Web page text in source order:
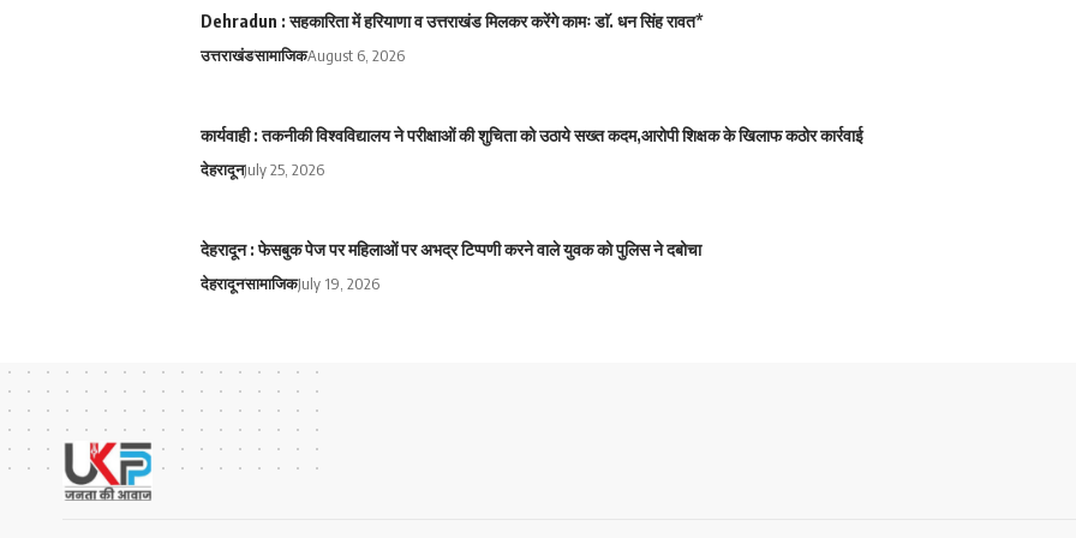
Dehradun : सहकारिता में हरियाणा व उत्तराखंड मिलकर करेंगे कामः डाॅ. धन सिंह रावत*
उत्तराखंडसामाजिकAugust 6, 2026
कार्यवाही : तकनीकी विश्वविद्यालय ने परीक्षाओं की शुचिता को उठाये सख्त कदम,आरोपी शिक्षक के खिलाफ कठोर कार्रवाई
देहरादूनJuly 25, 2026
देहरादून : फेसबुक पेज पर महिलाओं पर अभद्र टिप्पणी करने वाले युवक को पुलिस ने दबोचा
देहरादूनसामाजिकJuly 19, 2026